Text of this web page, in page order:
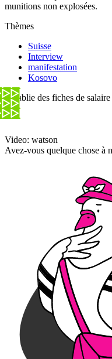
munitions non explosées.
Thèmes
Suisse
Interview
manifestation
Kosovo
Il publie des fiches de
Video: watson
Avez-vous quelque chose à